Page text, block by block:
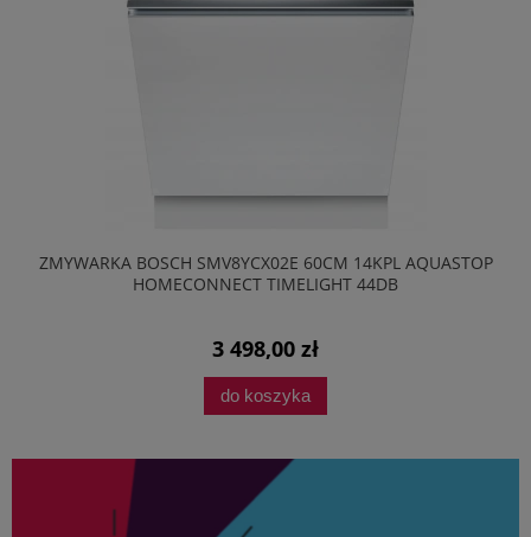
ZMYWARKA BOSCH SMV8YCX02E 60CM 14KPL AQUASTOP
HOMECONNECT TIMELIGHT 44DB
3 498,00 zł
do koszyka